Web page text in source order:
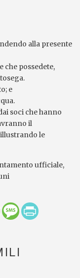
alla presente
che possedete,
e
soci che hanno
il
le
ufficiale,